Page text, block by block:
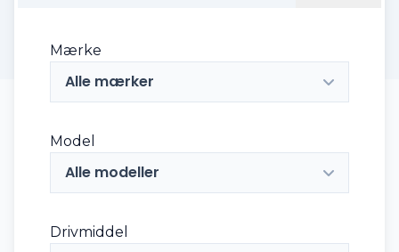
Mærke
Alle mærker
Model
Alle modeller
Drivmiddel